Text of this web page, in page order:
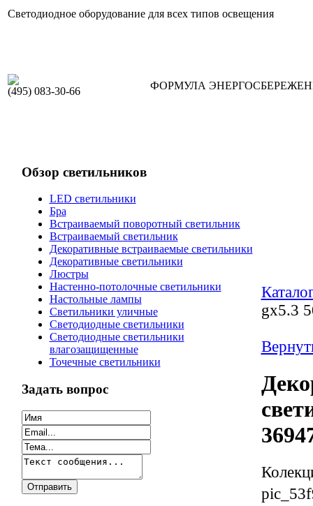
Светодиодное оборудование для всех типов освещения
(495) 083-30-66 ФОРМУЛА
Обзор светильников
LED светильники
Бра
Встраиваемый поворотный светильник
Встраиваемый светильник
Декоративные встраиваемые светильники
Декоративные светильники
Люстры
Настенно-потолочные светильники
Настольные лампы
Светильники уличные
Светодиодные светильники
Светодиодные светильники
влагозащищенные
Точечные светильники
Задать вопрос
gx5.3